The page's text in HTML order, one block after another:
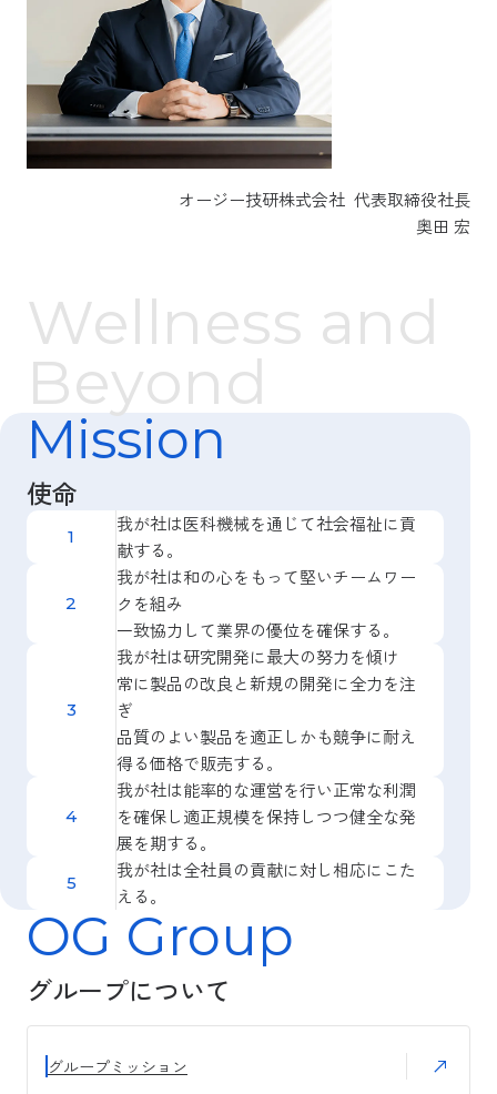
オージー技研株式会社 代表取締役社長
奥田 宏
Wellness and
Beyond
Mission
使命
我が社は医科機械を通じて社会福祉に貢
献する。
我が社は和の心をもって堅いチームワー
クを組み
一致協力して業界の優位を確保する。
我が社は研究開発に最大の努力を傾け
常に製品の改良と新規の開発に全力を注
ぎ
品質のよい製品を適正しかも競争に耐え
得る価格で販売する。
我が社は能率的な運営を行い正常な利潤
を確保し適正規模を保持しつつ健全な発
展を期する。
我が社は全社員の貢献に対し相応にこた
える。
OG Group
グループについて
グループミッション